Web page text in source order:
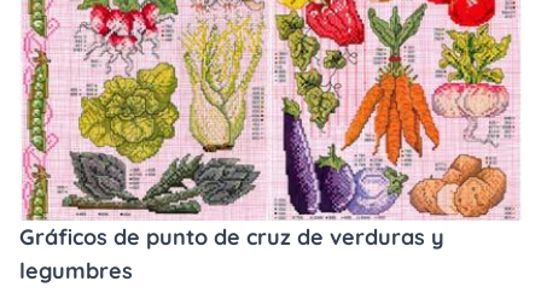
Gráficos de punto de cruz de verduras y
legumbres